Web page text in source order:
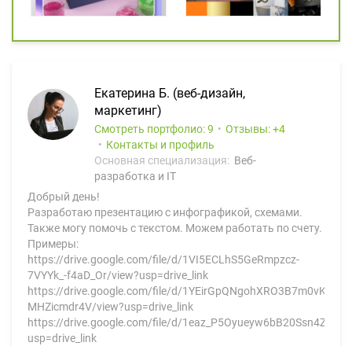
Екатерина Б. (веб-дизайн,
маркетинг)
Смотреть портфолио: 9 Отзывы:
4
Контакты и профиль
Основная специализация: Веб-
разработка и IT
Добрый день!
Разработаю презентацию с инфографикой, схемами.
Также могу помочь с текстом. Можем работать по счету.
Примеры:
https://drive.google.com/file/d/1VI5ECLhS5GeRmpzcz-
7VYYk_-f4aD_Or/view?usp=drive_link
https://drive.google.com/file/d/1YEirGpQNgohXRO3B7m0vK-
MHZicmdr4V/view?usp=drive_link
https://drive.google.com/file/d/
usp=drive_link